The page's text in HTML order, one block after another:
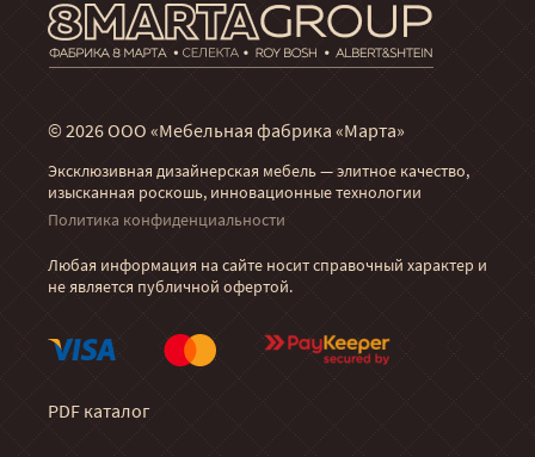
© 2026 ООО «Мебельная фабрика «Марта»
Эксклюзивная дизайнерская мебель — элитное качество,
изысканная роскошь, инновационные технологии
Политика конфиденциальности
Любая информация на сайте носит справочный характер и
не является публичной офертой.
PDF каталог